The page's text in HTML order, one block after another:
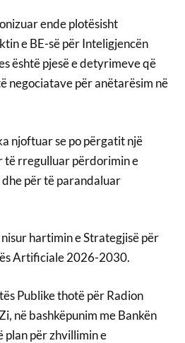
ende plotësisht
e BE-së për Inteligjencën
është pjesë e detyrimeve që
negociatave për anëtarësim në
njoftuar se po përgatit një
të rregulluar përdorimin e
për të parandaluar
hartimin e Strategjisë për
Artificiale 2026-2030.
Publike thotë për Radion
në bashkëpunim me Bankën
plan për zhvillimin e